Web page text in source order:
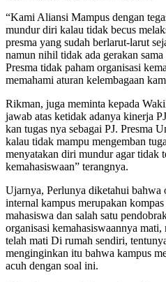
“Kami Aliansi Mampus dengan
mundur diri kalau tidak becus
presma yang sudah berlarut-larut
namun nihil tidak ada gerakan
Presma tidak paham organisasi
memahami aturan kelembagaan
Rikman, juga meminta kepada
jawab atas ketidak adanya kinerja
kan tugas nya sebagai PJ. Presma
kalau tidak mampu mengemban
menyatakan diri mundur agar tidak
kemahasiswaan” terangnya.
Ujarnya, Perlunya diketahui bahwa
internal kampus merupakan
mahasiswa dan salah satu
organisasi kemahasiswaannya
telah mati Di rumah sendiri,
menginginkan itu bahwa kampus
acuh dengan soal ini.